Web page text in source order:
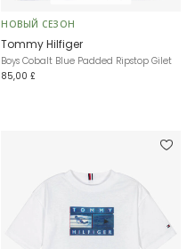
НОВЫЙ СЕЗОН
Tommy Hilfiger
Boys Cobalt Blue Padded Ripstop Gilet
85,00 £